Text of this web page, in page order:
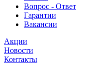
Вопрос - Ответ
Гарантии
Вакансии
Акции
Новости
Контакты